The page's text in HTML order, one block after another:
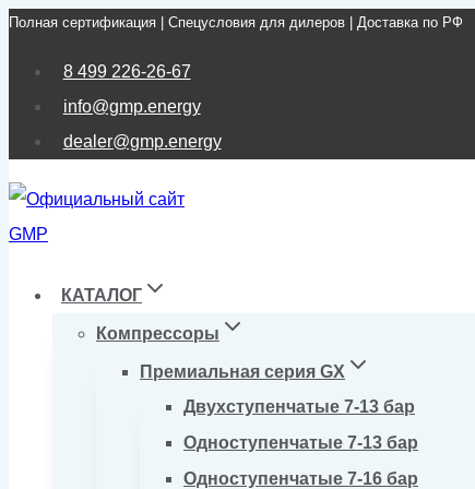
Перейти
Полная сертификация | Спецусловия для дилеров | Доставка по РФ
8 499 226-26-67
info@gmp.energy
dealer@gmp.energy
КАТАЛОГ
Компрессоры
Премиальная серия GX
Двухступенчатые 7-13 бар
Одноступенчатые 7-13 бар
Одноступенчатые 7-16 бар